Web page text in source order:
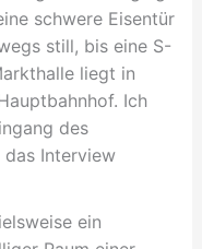
schwere Eisentür
still, bis eine S-
liegt in
Ich
des
das Interview
ein